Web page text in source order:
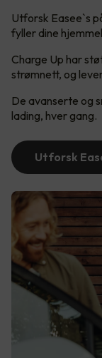
Utforsk Easee`s
fyller dine
Charge Up har
strømnett, og
De avanserte og
lading, hver gang.
Utforsk